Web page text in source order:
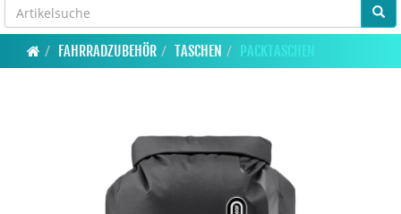
FAHRRADZUBEHÖR TASCHEN PACKTASCHEN